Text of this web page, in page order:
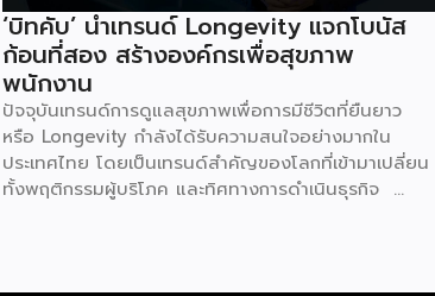
‘บิทคับ’ นำเทรนด์ Longevity แจกโบนัส
ก้อนที่สอง สร้างองค์กรเพื่อสุขภาพ
พนักงาน
ปัจจุบันเทรนด์การดูแลสุขภาพเพื่อการมีชีวิตที่ยืนยาว
หรือ Longevity กำลังได้รับความสนใจอย่างมากใน
ประเทศไทย โดยเป็นเทรนด์สำคัญของโลกที่เข้ามาเปลี่ยน
ทั้งพฤติกรรมผู้บริโภค และทิศทางการดำเนินธุรกิจ